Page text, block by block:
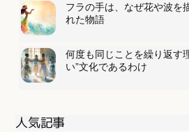
フラの手は、なぜ花や波を
れた物語
何度も同じことを繰り返す
い”文化であるわけ
人気記事